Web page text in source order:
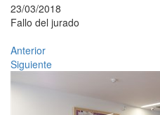
23/03/2018
Fallo del jurado
Anterior
Siguiente